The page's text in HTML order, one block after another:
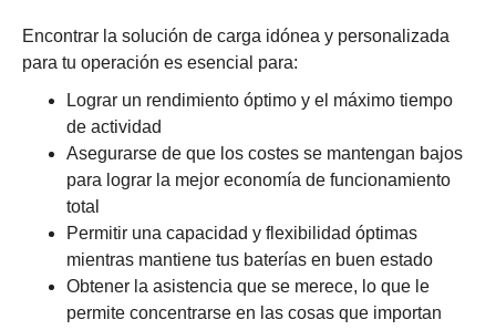
Encontrar la solución de carga idónea y personalizada
para tu operación es esencial para:
Lograr un rendimiento óptimo y el máximo tiempo
de actividad
Asegurarse de que los costes se mantengan bajos
para lograr la mejor economía de funcionamiento
total
Permitir una capacidad y flexibilidad óptimas
mientras mantiene tus baterías en buen estado
Obtener la asistencia que se merece, lo que le
permite concentrarse en las cosas que importan